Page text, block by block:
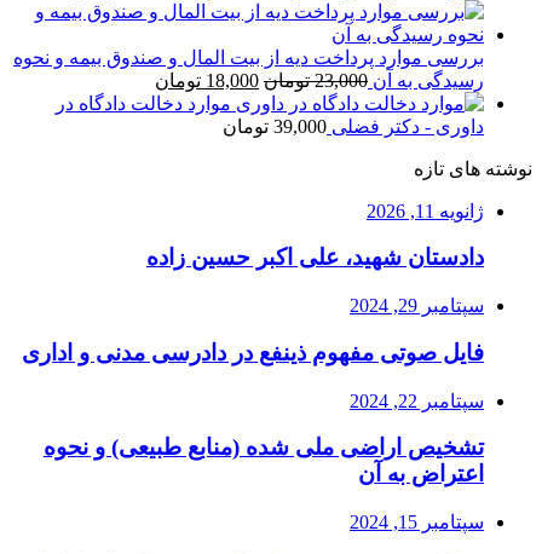
بررسی موارد پرداخت دیه از بیت المال و صندوق بیمه و نحوه
رسیدگی به آن 23,000 تومان قیمت
اصلی
18,000 تومان
فعلی
موارد دخالت دادگاه در
داوری - دکتر فضلی 39,000 تومان
نوشته های تازه
ژانویه 11, 2026
دادستان شهید، علی اکبر حسین زاده
سپتامبر 29, 2024
فایل صوتی مفهوم ذینفع در دادرسی مدنی و اداری
سپتامبر 22, 2024
تشخیص اراضی ملی شده (منابع طبیعی) و نحوه
اعتراض به آن
سپتامبر 15, 2024